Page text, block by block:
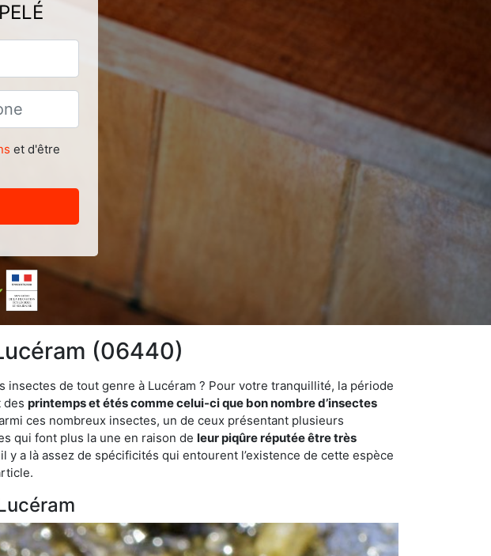
et d'être
(06440)
de tout genre à Lucéram ? Pour votre tranquillité, la période
des printemps et étés comme celui-ci que bon nombre d’insectes
ces nombreux insectes, un de ceux présentant plusieurs
qui font plus la une en raison de leur piqûre réputée être très
a là assez de spécificités qui entourent l’existence de cette espèce